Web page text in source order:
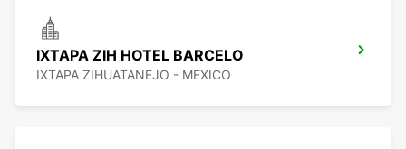
IXTAPA ZIH HOTEL BARCELO
IXTAPA ZIHUATANEJO - MEXICO